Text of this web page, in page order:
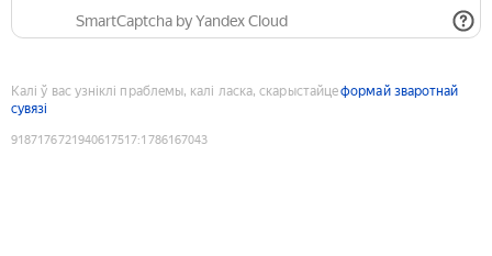
SmartCaptcha by Yandex Cloud
Калі ў вас узніклі праблемы, калі ласка, скарыстайцеформай зваротнай
сувязі
9187176721940617517:1786167043